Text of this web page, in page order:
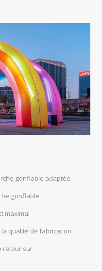
gonflable adaptée
gonflable
maximal
qualité de fabrication
retour sur